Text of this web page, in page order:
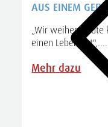
AUS EINEM
„Wir weihen
einen Lebensort",....
Mehr dazu